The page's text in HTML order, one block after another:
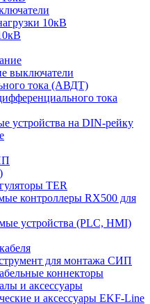
10кВ
выключатели
тока (АВДТ)
тока
устройства на DIN-рейку
TER
контроллеры RX500 для
устройства (PLC, HMI)
для монтажа СИП
коннекторы
и аксессуары
и аксессуары EKF-Line